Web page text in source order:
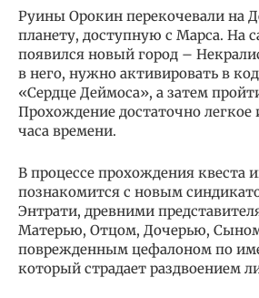
Руины Орокин перекочевали на
планету, доступную с Марса. На
появился новый город –
в него, нужно активировать в
«Сердце Деймоса», а затем
Прохождение достаточно легкое
часа времени.
В процессе прохождения квеста
познакомится с новым
Энтрати, древними
Матерью, Отцом, Дочерью,
поврежденным цефалоном по
который страдает раздвоением